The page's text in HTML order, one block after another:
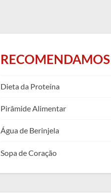
RECOMENDAMOS
Dieta da Proteína
Pirâmide Alimentar
Água de Berinjela
Sopa de Coração